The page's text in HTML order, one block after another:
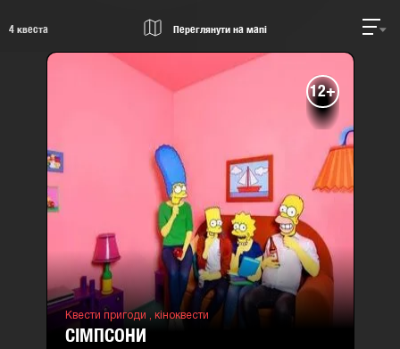
4 квеста Переглянути на мапі
12+
Квести пригоди , кіноквести
СІМПСОНИ